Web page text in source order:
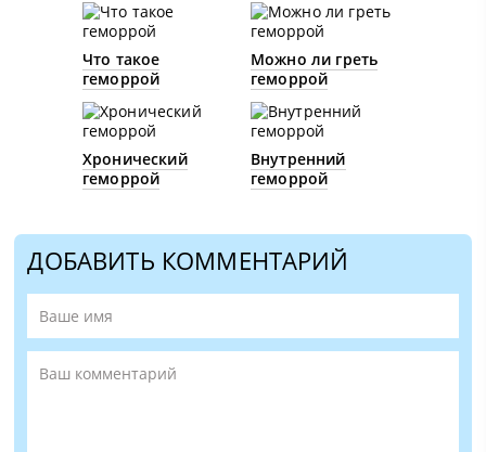
Что такое
геморрой
Можно ли греть
геморрой
Хронический
геморрой
Внутренний
геморрой
ДОБАВИТЬ КОММЕНТАРИЙ